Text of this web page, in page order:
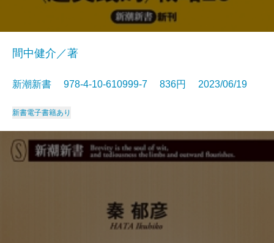
間中健介／著
新潮新書 978-4-10-610999-7 836円 2023/06/19
新書電子書籍あり